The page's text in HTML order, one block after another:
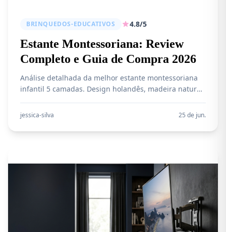
BRINQUEDOS-EDUCATIVOS 4.8/5
Estante Montessoriana: Review
Completo e Guia de Compra 2026
Análise detalhada da melhor estante montessoriana
infantil 5 camadas. Design holandês, madeira natural,
desvantagens e onde comprar pelo melhor preço.
jessica-silva 25 de jun.